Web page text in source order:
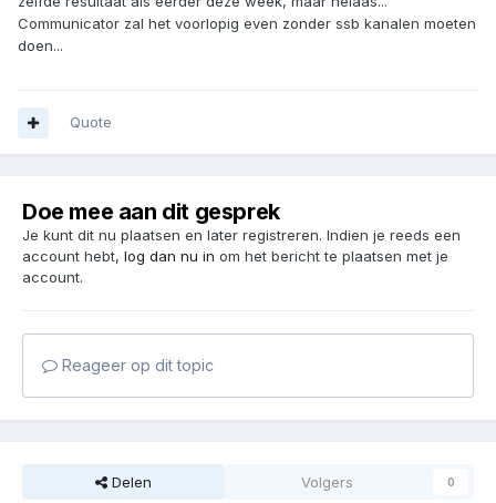
Communicator zal het voorlopig even zonder ssb kanalen moeten
doen...
Quote
Doe mee aan dit gesprek
Je kunt dit nu plaatsen en later registreren. Indien je reeds een
account hebt, log dan nu in om het bericht te plaatsen met je
account.
Reageer op dit topic
Delen Volgers 0